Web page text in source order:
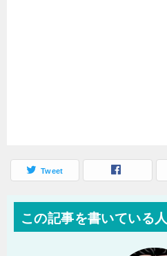
Tweet
この記事を書いている人